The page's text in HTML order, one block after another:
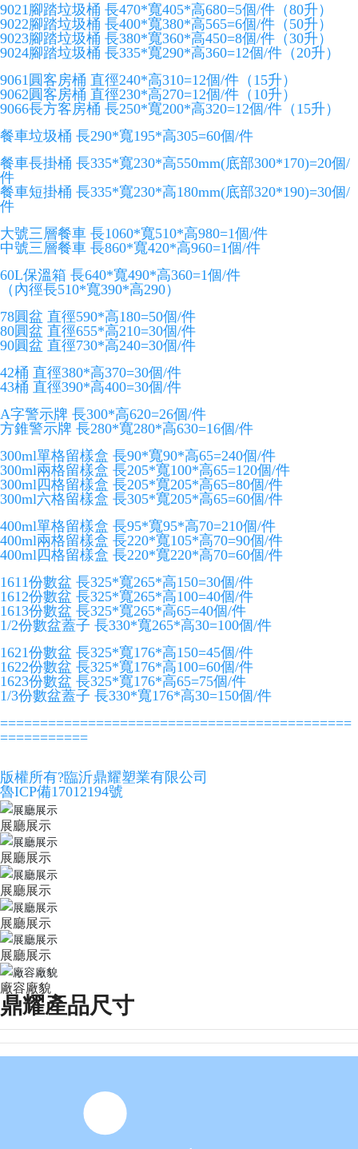
9021腳踏垃圾桶 長470*寬405*高680=5個/件（80升）
9022腳踏垃圾桶 長400*寬380*高565=6個/件（50升）
9023腳踏垃圾桶 長380*寬360*高450=8個/件（30升）
9024腳踏垃圾桶 長335*寬290*高360=12個/件（20升）
9061圓客房桶 直徑240*高310=12個/件（15升）
9062圓客房桶 直徑230*高270=12個/件（10升）
9066長方客房桶 長250*寬200*高320=12個/件（15升）
餐車垃圾桶 長290*寬195*高305=60個/件
餐車長掛桶 長335*寬230*高550mm(底部300*170)=20個/
件
餐車短掛桶 長335*寬230*高180mm(底部320*190)=30個/
件
大號三層餐車 長1060*寬510*高980=1個/件
中號三層餐車 長860*寬420*高960=1個/件
60L保溫箱 長640*寬490*高360=1個/件
（內徑長510*寬390*高290）
78圓盆 直徑590*高180=50個/件
80圓盆 直徑655*高210=30個/件
90圓盆 直徑730*高240=30個/件
42桶 直徑380*高370=30個/件
43桶 直徑390*高400=30個/件
A字警示牌 長300*高620=26個/件
方錐警示牌 長280*寬280*高630=16個/件
300ml單格留樣盒 長90*寬90*高65=240個/件
300ml兩格留樣盒 長205*寬100*高65=120個/件
300ml四格留樣盒 長205*寬205*高65=80個/件
300ml六格留樣盒 長305*寬205*高65=60個/件
400ml單格留樣盒 長95*寬95*高70=210個/件
400ml兩格留樣盒 長220*寬105*高70=90個/件
400ml四格留樣盒 長220*寬220*高70=60個/件
1611份數盆 長325*寬265*高150=30個/件
1612份數盆 長325*寬265*高100=40個/件
1613份數盆 長325*寬265*高65=40個/件
1/2份數盆蓋子 長330*寬265*高30=100個/件
1621份數盆 長325*寬176*高150=45個/件
1622份數盆 長325*寬176*高100=60個/件
1623份數盆 長325*寬176*高65=75個/件
1/3份數盆蓋子 長330*寬176*高30=150個/件
============================================
===========
版權所有?臨沂鼎耀塑業有限公司
魯ICP備17012194號
展廳展示
展廳展示
展廳展示
展廳展示
展廳展示
廠容廠貌
鼎耀產品尺寸